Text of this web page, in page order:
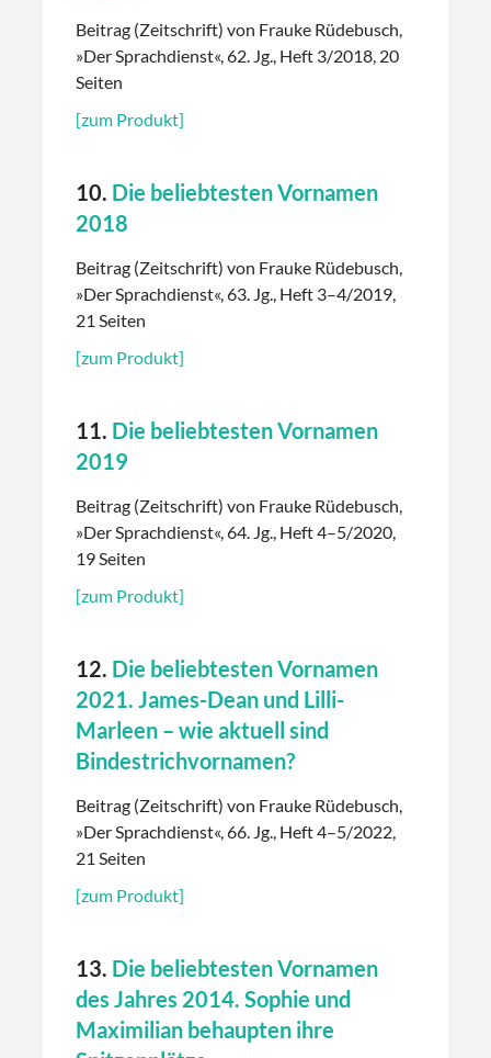
Beitrag (Zeitschrift) von Frauke Rüdebusch,
»Der Sprachdienst«, 62. Jg., Heft 3/2018, 20
Seiten
[zum Produkt]
10. Die beliebtesten Vornamen
2018
Beitrag (Zeitschrift) von Frauke Rüdebusch,
»Der Sprachdienst«, 63. Jg., Heft 3–4/2019,
21 Seiten
[zum Produkt]
11. Die beliebtesten Vornamen
2019
Beitrag (Zeitschrift) von Frauke Rüdebusch,
»Der Sprachdienst«, 64. Jg., Heft 4–5/2020,
19 Seiten
[zum Produkt]
12. Die beliebtesten Vornamen
2021. James-Dean und Lilli-
Marleen – wie aktuell sind
Bindestrichvornamen?
Beitrag (Zeitschrift) von Frauke Rüdebusch,
»Der Sprachdienst«, 66. Jg., Heft 4–5/2022,
21 Seiten
[zum Produkt]
13. Die beliebtesten Vornamen
des Jahres 2014. Sophie und
Maximilian behaupten ihre